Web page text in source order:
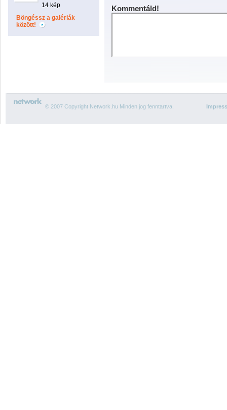
14 kép
Böngéssz a galériák
között!
Kommentáld!
© 2007 Copyright Network.hu Minden jog fenntartva.